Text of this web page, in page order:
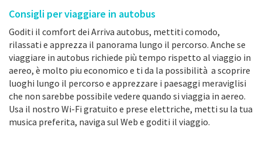
Consigli per viaggiare in autobus
Goditi il comfort dei Arriva autobus, mettiti comodo,
rilassati e apprezza il panorama lungo il percorso. Anche se
viaggiare in autobus richiede più tempo rispetto al viaggio in
aereo, è molto piu economico e ti da la possibilità a scoprire
luoghi lungo il percorso e apprezzare i paesaggi meraviglisi
che non sarebbe possibile vedere quando si viaggia in aereo.
Usa il nostro Wi-Fi gratuito e prese elettriche, metti su la tua
musica preferita, naviga sul Web e goditi il viaggio.